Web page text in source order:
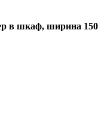
в шкаф, ширина 150